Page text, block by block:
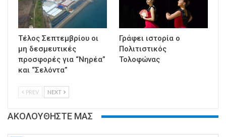
Τέλος Σεπτεμβρίου οι
μη δεσμευτικές
προσφορές για “Νηρέα”
και “Σελόντα”
Γράφει ιστορία ο
Πολιτιστικός
Τολοφώνας
PREV NEXT
ΑΚΟΛΟΥΘΗΣΤΕ ΜΑΣ